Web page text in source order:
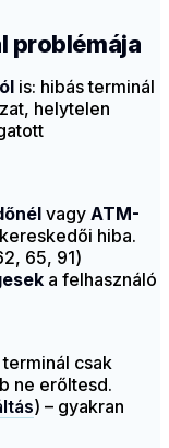
problémája
is: hibás terminál
helytelen
vagy ATM-
hiba.
65, 91)
a felhasználó
csak
ne erőltesd.
) – gyakran